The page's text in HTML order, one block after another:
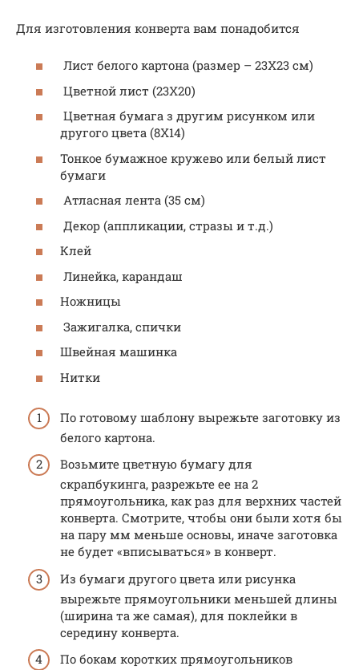
Для изготовления конверта вам понадобится
Лист белого картона (размер – 23Х23 см)
Цветной лист (23Х20)
Цветная бумага з другим рисунком или
другого цвета (8Х14)
Тонкое бумажное кружево или белый лист
бумаги
Атласная лента (35 см)
Декор (аппликации, стразы и т.д.)
Клей
Линейка, карандаш
Ножницы
Зажигалка, спички
Швейная машинка
Нитки
По готовому шаблону вырежьте заготовку из
белого картона.
Возьмите цветную бумагу для
скрапбукинга, разрежьте ее на 2
прямоугольника, как раз для верхних частей
конверта. Смотрите, чтобы они были хотя бы
на пару мм меньше основы, иначе заготовка
не будет «вписываться» в конверт.
Из бумаги другого цвета или рисунка
вырежьте прямоугольники меньшей длины
(ширина та же самая), для поклейки в
середину конверта.
По бокам коротких прямоугольников